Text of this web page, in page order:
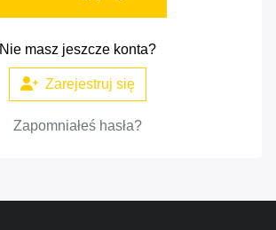
Nie masz jeszcze konta?
Zarejestruj się
Zapomniałeś hasła?